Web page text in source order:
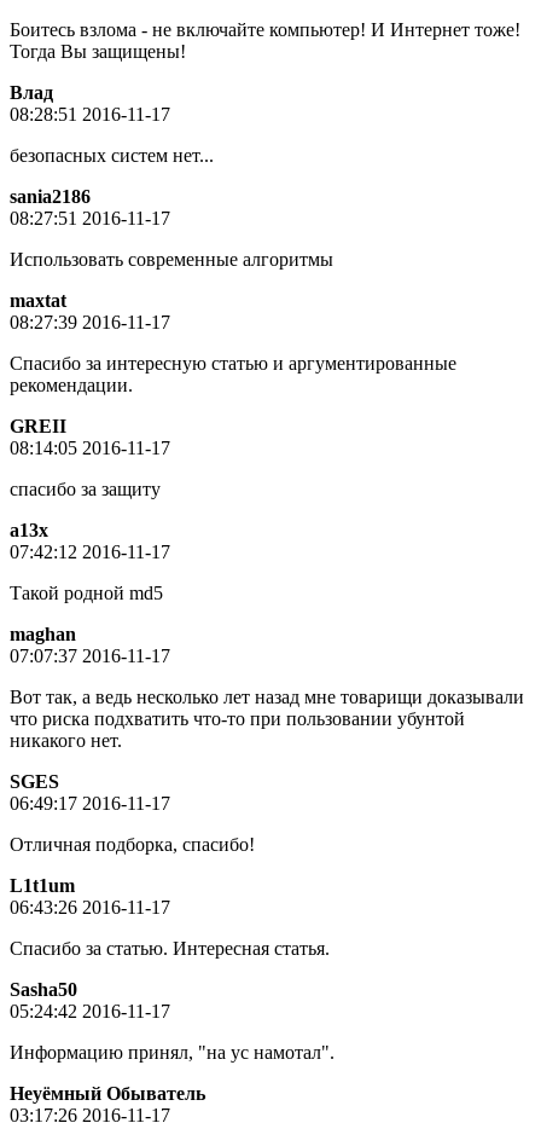
Боитесь взлома - не включайте компьютер! И Интернет тоже!
Тогда Вы защищены!
Влад
08:28:51 2016-11-17
безопасных систем нет...
sania2186
08:27:51 2016-11-17
Использовать современные алгоритмы
maxtat
08:27:39 2016-11-17
Спасибо за интересную статью и аргументированные
рекомендации.
GREII
08:14:05 2016-11-17
спасибо за защиту
a13x
07:42:12 2016-11-17
Такой родной md5
maghan
07:07:37 2016-11-17
Вот так, а ведь несколько лет назад мне товарищи доказывали
что риска подхватить что-то при пользовании убунтой
никакого нет.
SGES
06:49:17 2016-11-17
Отличная подборка, спасибо!
L1t1um
06:43:26 2016-11-17
Спасибо за статью. Интересная статья.
Sasha50
05:24:42 2016-11-17
Информацию принял, "на ус намотал".
Неуёмный Обыватель
03:17:26 2016-11-17